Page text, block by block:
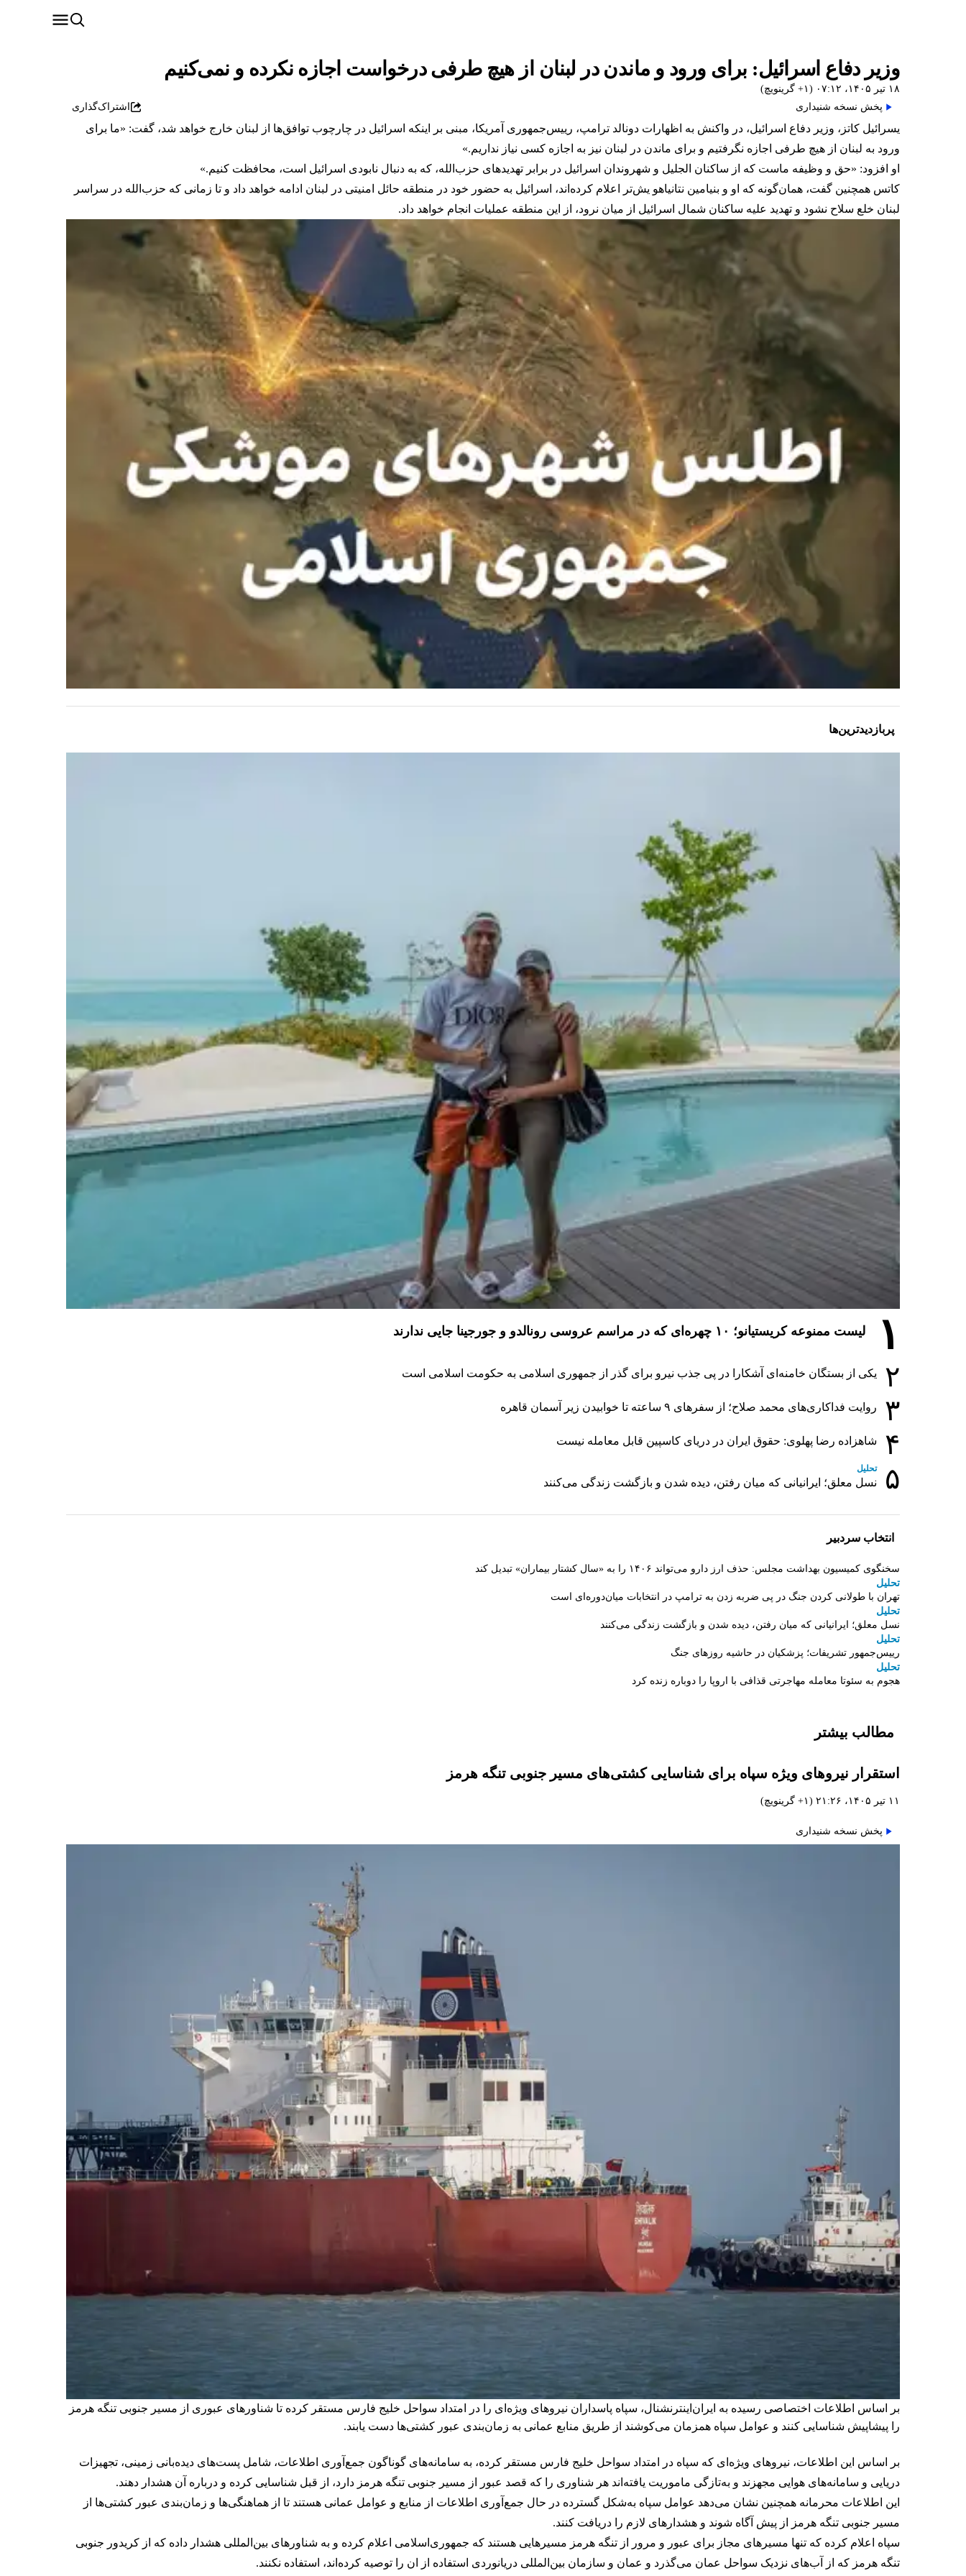
وزیر دفاع اسرائیل: برای ورود و ماندن در لبنان از هیچ طرفی درخواست اجازه نکرده و نمی‌کنیم
۱۸ تیر ۱۴۰۵، ۰۷:۱۲ (‎+۱ گرینویچ)
پخش نسخه شنیداری
اشتراک‌گذاری
یسرائیل کاتز، وزیر دفاع اسرائیل، در واکنش به اظهارات دونالد ترامپ، رییس‌جمهوری آمریکا، مبنی بر اینکه اسرائیل در چارچوب توافق‌ها از لبنان خارج خواهد شد، گفت: «ما برای
ورود به لبنان از هیچ طرفی اجازه نگرفتیم و برای ماندن در لبنان نیز به اجازه کسی نیاز نداریم.»
او افزود: «حق و وظیفه ماست که از ساکنان الجلیل و شهروندان اسرائیل در برابر تهدیدهای حزب‌الله، که به دنبال نابودی اسرائیل است، محافظت کنیم.»
کاتس همچنین گفت، همان‌گونه که او و بنیامین نتانیاهو یش‌تر اعلام کرده‌اند، اسرائیل به حضور خود در منطقه حائل امنیتی در لبنان ادامه خواهد داد و تا زمانی که حزب‌الله در سراسر
لبنان خلع سلاح نشود و تهدید علیه ساکنان شمال اسرائیل از میان نرود، از این منطقه عملیات انجام خواهد داد.
پربازدیدترین‌ها
۱ لیست ممنوعه کریستیانو؛ ۱۰ چهره‌ای که در مراسم عروسی رونالدو و جورجینا جایی ندارند
۲ یکی از بستگان خامنه‌ای آشکارا در پی جذب نیرو برای گذر از جمهوری اسلامی به حکومت اسلامی است
۳ روایت فداکاری‌های محمد صلاح؛ از سفرهای ۹ ساعته تا خوابیدن زیر آسمان قاهره
۴ شاهزاده رضا پهلوی: حقوق ایران در دریای کاسپین قابل معامله نیست
۵ تحلیل
نسل معلق؛ ایرانیانی که میان رفتن، دیده شدن و بازگشت زندگی می‌کنند
انتخاب سردبیر
سخنگوی کمیسیون بهداشت مجلس: حذف ارز دارو می‌تواند ۱۴۰۶ را به «سال کشتار بیماران» تبدیل کند
تحلیل
تهران با طولانی کردن جنگ در پی ضربه زدن به ترامپ در انتخابات میان‌دوره‌ای است
تحلیل
نسل معلق؛ ایرانیانی که میان رفتن، دیده شدن و بازگشت زندگی می‌کنند
تحلیل
رییس‌جمهور تشریفات؛ پزشکیان در حاشیه روزهای جنگ
تحلیل
هجوم به سئوتا معامله مهاجرتی قذافی با اروپا را دوباره زنده کرد
مطالب بیشتر
استقرار نیروهای ویژه سپاه برای شناسایی کشتی‌های مسیر جنوبی تنگه هرمز
۱۱ تیر ۱۴۰۵، ۲۱:۲۶ (‎+۱ گرینویچ)
پخش نسخه شنیداری
بر اساس اطلاعات اختصاصی رسیده به ایران‌اینترنشنال، سپاه پاسداران نیروهای ویژه‌ای را در امتداد سواحل خلیج فارس مستقر کرده تا شناورهای عبوری از مسیر جنوبی تنگه هرمز
را پیشاپیش شناسایی کنند و عوامل سپاه همزمان می‌کوشند از طریق منابع عمانی به زمان‌بندی عبور کشتی‌ها دست یابند.
بر اساس این اطلاعات، نیروهای ویژه‌ای که سپاه در امتداد سواحل خلیج فارس مستقر کرده، به سامانه‌های گوناگون جمع‌آوری اطلاعات، شامل پست‌های دیده‌بانی زمینی، تجهیزات
دریایی و سامانه‌های هوایی مجهزند و به‌تازگی ماموریت یافته‌اند هر شناوری را که قصد عبور از مسیر جنوبی تنگه هرمز دارد، از قبل شناسایی کرده و درباره آن هشدار دهند.
این اطلاعات محرمانه همچنین نشان می‌دهد عوامل سپاه به‌شکل گسترده در حال جمع‌آوری اطلاعات از منابع و عوامل عمانی هستند تا از هماهنگی‌ها و زمان‌بندی عبور کشتی‌ها از
مسیر جنوبی تنگه هرمز از پیش آگاه شوند و هشدارهای لازم را دریافت کنند.
سپاه اعلام کرده که تنها مسیرهای مجاز برای عبور و مرور از تنگه هرمز مسیرهایی هستند که جمهوری‌اسلامی اعلام کرده و به شناورهای بین‌المللی هشدار داده که از کریدور جنوبی
تنگه هرمز که از آب‌های نزدیک سواحل عمان می‌گذرد و عمان و سازمان بین‌المللی دریانوردی استفاده از ان را توصیه کرده‌اند، استفاده نکنند.